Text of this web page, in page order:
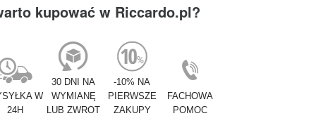
kupować w Riccardo.pl?
W
24H
30 DNI NA
WYMIANĘ
LUB ZWROT
-10% NA
PIERWSZE
ZAKUPY
FACHOWA
POMOC